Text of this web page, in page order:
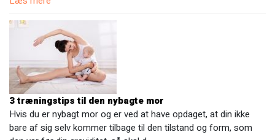
3 træningstips til den nybagte mor
Hvis du er nybagt mor og er ved at have opdaget, at din ikke
bare af sig selv kommer tilbage til den tilstand og form, som